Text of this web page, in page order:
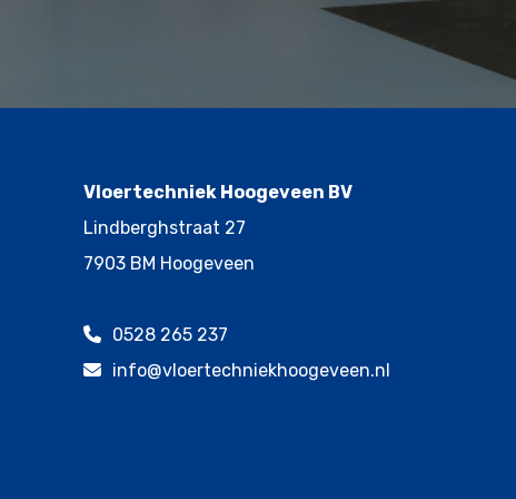
Vloertechniek Hoogeveen BV
Lindberghstraat 27
7903 BM Hoogeveen
0528 265 237
info@vloertechniekhoogeveen.nl